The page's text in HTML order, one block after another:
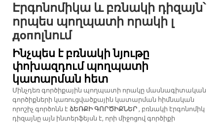
Էրգոնոմիկա և բռնակի դիզայն՝
որպես պողպատի որակի լ
допոլնում
Ինչպես է բռնակի նյութը
փոխազդում պողպատի
կատարման հետ
Մինչդեռ գործիքային պողպատի որակը մասնագիտական
գործիքների կառուցվածքային կատարման հիմնական
որոշիչ գործոնն է ձԵՌՔԻ ԳՈՐԾԻՔՆԵՐ , բռնակի էրգոնոմիկ
դիզայնը այն ինտերֆեյսն է, որի միջոցով գործիքի